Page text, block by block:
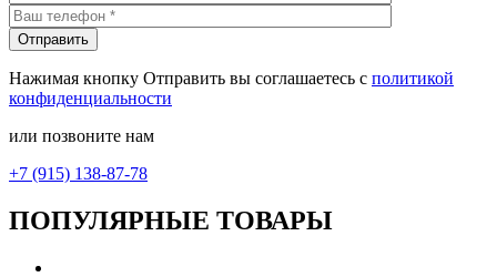
Нажимая кнопку Отправить вы соглашаетесь с политикой
конфиденциальности
или позвоните нам
+7 (915) 138-87-78
ПОПУЛЯРНЫЕ ТОВАРЫ